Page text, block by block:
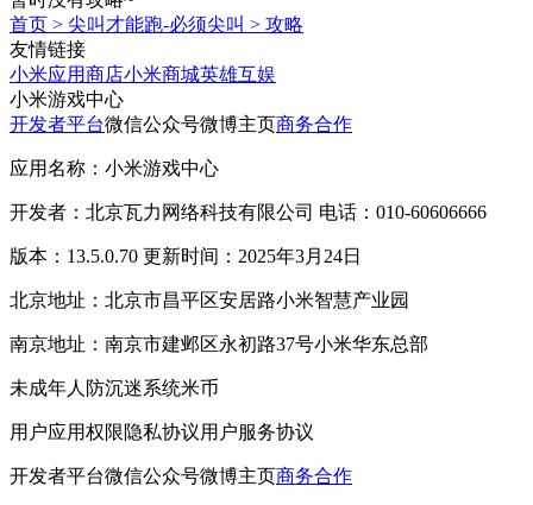
首页 > 尖叫才能跑-必须尖叫 > 攻略
友情链接
小米应用商店小米商城英雄互娱
小米游戏中心
开发者平台微信公众号微博主页商务合作
应用名称：小米游戏中心
开发者：北京瓦力网络科技有限公司 电话：010-60606666
版本：13.5.0.70 更新时间：2025年3月24日
北京地址：北京市昌平区安居路小米智慧产业园
南京地址：南京市建邺区永初路37号小米华东总部
未成年人防沉迷系统米币
用户应用权限隐私协议用户服务协议
开发者平台微信公众号微博主页商务合作